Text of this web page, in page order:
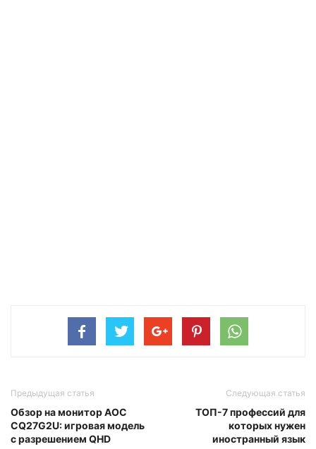
Предыдущая статья
Обзор на монитор AOC
CQ27G2U: игровая модель
с разрешением QHD
Следующая статья
ТОП-7 профессий для
которых нужен
иностранный язык